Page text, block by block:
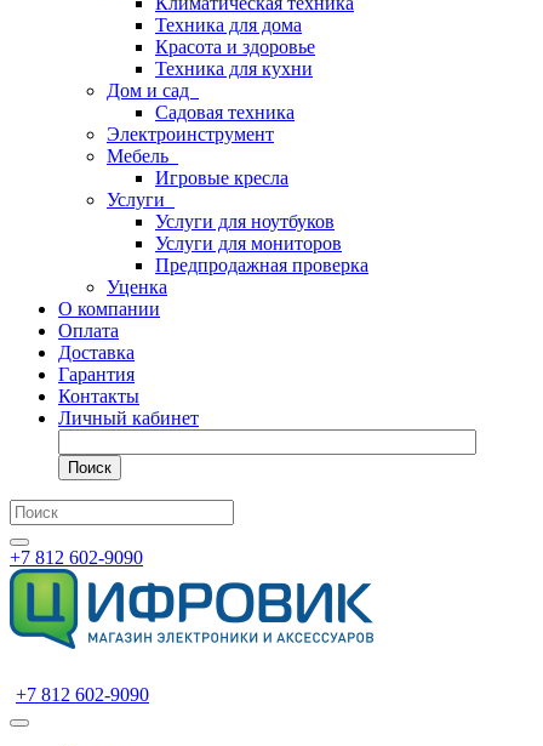
Техника для дома
Красота и здоровье
Техника для кухни
Дом и сад
Садовая техника
Электроинструмент
Мебель
Игровые кресла
Услуги
Услуги для ноутбуков
Услуги для мониторов
Предпродажная проверка
Уценка
О компании
Оплата
Доставка
Гарантия
Контакты
Личный кабинет
Поиск
+7 812 602-9090
+7 812 602-9090